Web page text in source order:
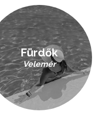
Fürdők
Velemér